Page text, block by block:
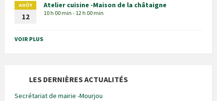
AOÛT
12
Atelier cuisine -Maison de la châtaigne
10 h 00 min - 12 h 00 min
VOIR PLUS
LES DERNIÈRES ACTUALITÉS
Secrétariat de mairie -Mourjou